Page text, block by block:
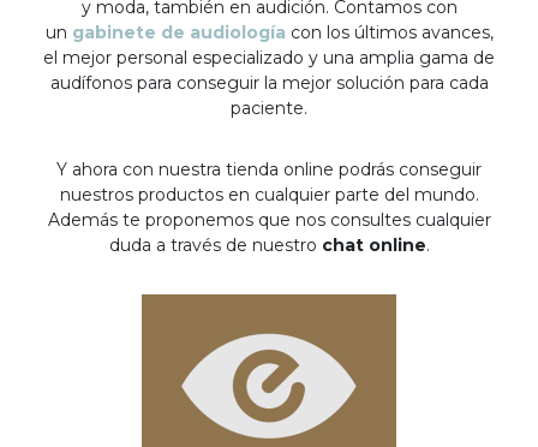
y moda, también en audición. Contamos con
un gabinete de audiología con los últimos avances,
el mejor personal especializado y una amplia gama de
audífonos para conseguir la mejor solución para cada
paciente.
Y ahora con nuestra tienda online podrás conseguir
nuestros productos en cualquier parte del mundo.
Además te proponemos que nos consultes cualquier
duda a través de nuestro chat online.